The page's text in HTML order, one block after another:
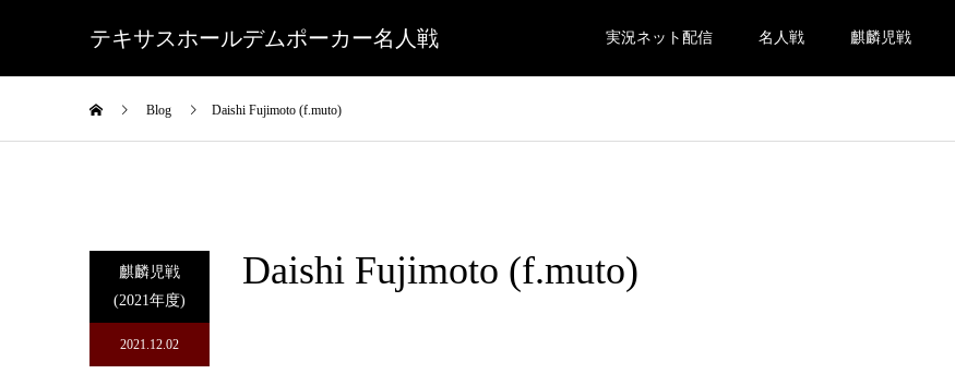
テキサスホールデムポーカー名人戦 実況ネット配信 名人戦 麒麟児戦
Blog Daishi Fujimoto (f.muto)
麒麟児戦
(2021年度)
2021.12.02
Daishi Fujimoto (f.muto)